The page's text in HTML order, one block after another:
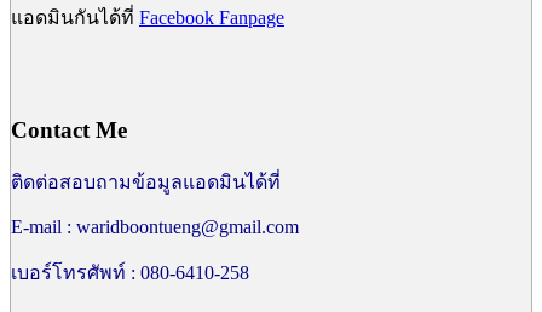
แอดมินกันได้ที่ Facebook Fanpage
Contact Me
ติดต่อสอบถามข้อมูลแอดมินได้ที่
E-mail : waridboontueng@gmail.com
เบอร์โทรศัพท์ : 080-6410-258